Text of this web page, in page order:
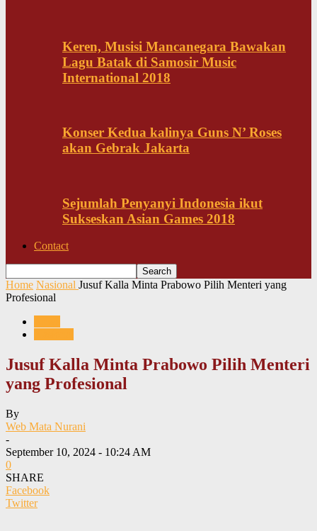
Keren, Musisi Mancanegara Bawakan
Lagu Batak di Samosir Music
International 2018
Konser Kedua kalinya Guns N’ Roses
akan Gebrak Jakarta
Sejumlah Penyanyi Indonesia ikut
Sukseskan Asian Games 2018
Contact
Home Nasional Jusuf Kalla Minta Prabowo Pilih Menteri yang
Profesional
Jusuf Kalla Minta Prabowo Pilih Menteri
yang Profesional
By
Web Mata Nurani
-
September 10, 2024 - 10:24 AM
0
SHARE
Facebook
Twitter